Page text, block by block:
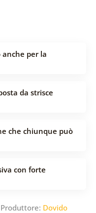
per la
da strisce
che chiunque può
con forte
Dovido